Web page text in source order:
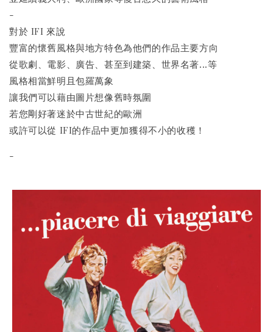
-
對於 IFI 來說
豐富的懷舊風格與地方特色為他們的作品主要方向
從歌劇、電影、廣告、甚至到建築、世界名著...等
風格相當鮮明且包羅萬象
讓我們可以藉由圖片想像舊時氛圍
若您剛好著迷於中古世紀的歐洲
或許可以從 IFI的作品中更加獲得不小的收穫！
-